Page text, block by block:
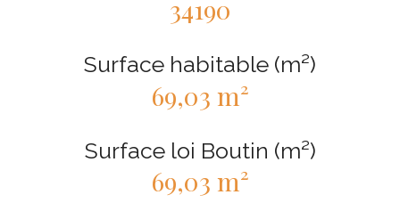
34190
Surface habitable (m²)
69,03 m²
Surface loi Boutin (m²)
69,03 m²